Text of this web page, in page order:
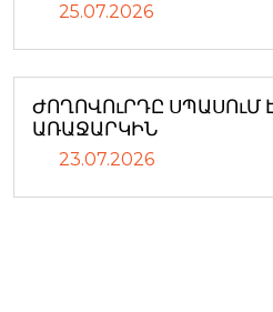
25.07.2026
ԺՈՂՈՎՈւՐԴԸ ՍՊԱՍՈւՄ
ԱՌԱՋԱՐԿԻՆ
23.07.2026